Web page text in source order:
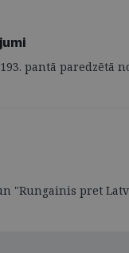
pantā paredzētā
"Rungainis pret